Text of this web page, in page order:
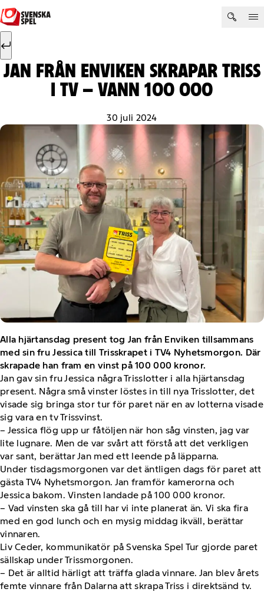
Hoppa till innehåll
Sök efter:
JAN FRÅN ENVIKEN SKRAPAR TRISS
I TV – VANN 100 000
30 juli 2024
Alla hjärtansdag present tog Jan från Enviken tillsammans
med sin fru Jessica till Trisskrapet i TV4 Nyhetsmorgon. Där
skrapade han fram en vinst på 100 000 kronor.
Jan gav sin fru Jessica några Trisslotter i alla hjärtansdag
present. Några små vinster löstes in till nya Trisslotter, det
visade sig bringa stor tur för paret när en av lotterna visade
sig vara en tv Trissvinst.
– Jessica flög upp ur fåtöljen när hon såg vinsten, jag var
lite lugnare. Men de var svårt att förstå att det verkligen
var sant, berättar Jan med ett leende på läpparna.
Under tisdagsmorgonen var det äntligen dags för paret att
gästa TV4 Nyhetsmorgon. Jan framför kamerorna och
Jessica bakom. Vinsten landade på 100 000 kronor.
– Vad vinsten ska gå till har vi inte planerat än. Vi ska fira
med en god lunch och en mysig middag ikväll, berättar
vinnaren.
Liv Ceder, kommunikatör på Svenska Spel Tur gjorde paret
sällskap under Trissmorgonen.
– Det är alltid härligt att träffa glada vinnare. Jan blev årets
femte vinnare från Dalarna att skrapa Triss i direktsänd tv.